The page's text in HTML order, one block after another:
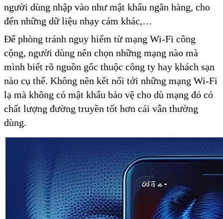
người dùng nhập vào như mật khẩu ngân hàng, cho
đến những dữ liệu nhạy cảm khác,…
Để phòng tránh nguy hiểm từ mạng Wi-Fi công
cộng, người dùng nên chọn những mạng nào mà
mình biết rõ nguồn gốc thuộc công ty hay khách sạn
nào cụ thể. Không nên kết nối tới những mạng Wi-Fi
lạ mà không có mật khẩu bảo vệ cho dù mạng đó có
chất lượng đường truyền tốt hơn cái vẫn thường
dùng.